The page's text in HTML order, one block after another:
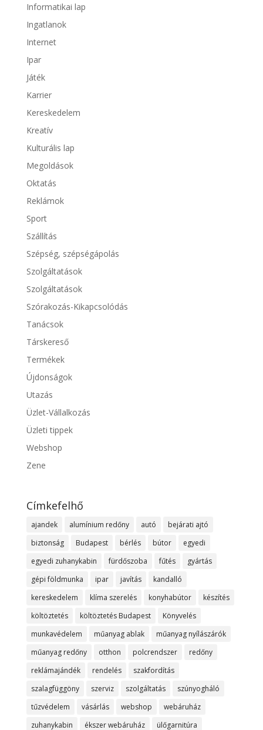
Informatikai lap
Ingatlanok
Internet
Ipar
Játék
Karrier
Kereskedelem
Kreatív
Kulturális lap
Megoldások
Oktatás
Reklámok
Sport
Szállítás
Szépség, szépségápolás
Szolgáltatások
Szolgáltatások
Szórakozás-Kikapcsolódás
Tanácsok
Társkereső
Termékek
Újdonságok
Utazás
Üzlet-Vállalkozás
Üzleti tippek
Webshop
Zene
Címkefelhő
ajandek alumínium redőny autó
bejárati ajtó
biztonság
Budapest bérlés bútor
egyedi
egyedi zuhanykabin
fürdőszoba fűtés
gyártás
gépi földmunka
ipar javítás
kandalló
kereskedelem
klíma szerelés konyhabútor
készítés
költöztetés
költöztetés Budapest
Könyvelés
munkavédelem
műanyag ablak
műanyag nyílászárók
műanyag redőny
otthon polcrendszer
redőny
reklámajándék
rendelés
szakfordítás
szalagfüggöny
szerviz szolgáltatás
szúnyogháló
tűzvédelem
vásárlás webshop
webáruház
zuhanykabin
ékszer webáruház ülőgarnitúra